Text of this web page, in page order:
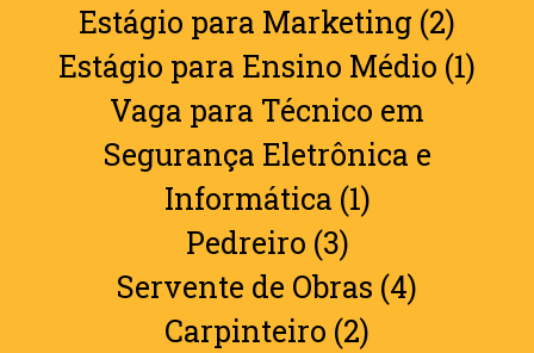
Estágio para Marketing (2)
Estágio para Ensino Médio (1)
Vaga para Técnico em
Segurança Eletrônica e
Informática (1)
Pedreiro (3)
Servente de Obras (4)
Carpinteiro (2)